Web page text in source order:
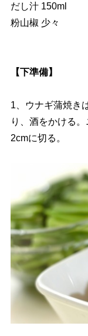
だし汁 150ml
粉山椒 少々
【下準備】
1、ウナギ蒲焼き
り、酒をかける
2cmに切る。